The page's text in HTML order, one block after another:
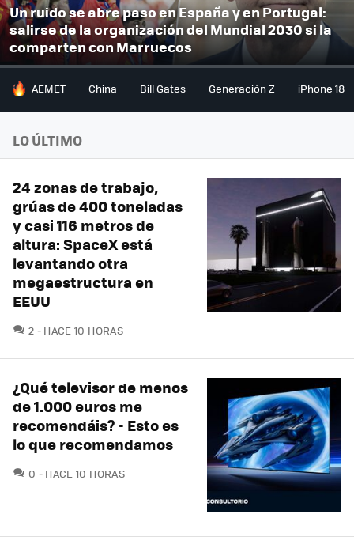
Un ruido se abre paso en España y en Portugal:
salirse de la organización del Mundial 2030 si la
comparten con Marruecos
HOY SE HABLA DE
AEMET China Bill Gates Generación Z iPhone 18
LO ÚLTIMO
24 zonas de trabajo,
grúas de 400 toneladas
y casi 116 metros de
altura: SpaceX está
levantando otra
megaestructura en
EEUU
2 COMENTARIOS
HACE 10 HORAS
¿Qué televisor de menos
de 1.000 euros me
recomendáis? - Esto es
lo que recomendamos
0 COMENTARIOS
HACE 10 HORAS